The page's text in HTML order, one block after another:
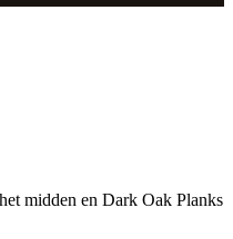
midden en Dark Oak Planks